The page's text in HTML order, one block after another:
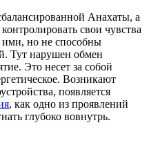
Анахаты, а
свои чувства
ими, но не способны
Тут нарушен обмен
Это несет за собой
Возникают
появляется
, как одно из проявлений
глубоко вовнутрь.